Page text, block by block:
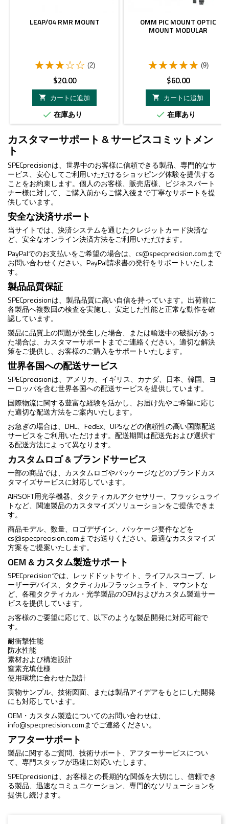
LEAP/04 RMR MOUNT
(2)
価
格
$20.00

カートに追加
 在庫あり
OMM PIC MOUNT OPTIC
MOUNT MODULAR
(9)
価
格
$60.00

カートに追加
 在庫あり
カスタマーサポート & サービスコミットメン
ト
SPECprecisionは、世界中のお客様に信頼できる製品、専門的なサ
ービス、安心してご利用いただけるショッピング体験を提供する
ことをお約束します。個人のお客様、販売店様、ビジネスパート
ナー様に対して、ご購入前からご購入後まで丁寧なサポートを提
供しています。
安全な決済サポート
当サイトでは、決済システムを通じたクレジットカード決済な
ど、安全なオンライン決済方法をご利用いただけます。
PayPalでのお支払いをご希望の場合は、 cs@specprecision.comまで
お問い合わせください。PayPal請求書の発行をサポートいたしま
す。
製品品質保証
SPECprecisionは、製品品質に高い自信を持っています。出荷前に
各製品へ複数回の検査を実施し、安定した性能と正常な動作を確
認しています。
製品に品質上の問題が発生した場合、または輸送中の破損があっ
た場合は、カスタマーサポートまでご連絡ください。適切な解決
策をご提供し、お客様のご購入をサポートいたします。
世界各国への配送サービス
SPECprecisionは、アメリカ、イギリス、カナダ、日本、韓国、ヨ
ーロッパを含む世界各国への配送サービスを提供しています。
国際物流に関する豊富な経験を活かし、お届け先やご希望に応じ
た適切な配送方法をご案内いたします。
お急ぎの場合は、DHL、FedEx、UPSなどの信頼性の高い国際配送
サービスをご利用いただけます。配送期間は配送先および選択す
る配送方法によって異なります。
カスタムロゴ & ブランドサービス
一部の商品では、カスタムロゴやパッケージなどのブランドカス
タマイズサービスに対応しています。
AIRSOFT用光学機器、タクティカルアクセサリー、フラッシュライ
トなど、関連製品のカスタマイズソリューションをご提供できま
す。
商品モデル、数量、ロゴデザイン、パッケージ要件などを
cs@specprecision.comまでお送りください。最適なカスタマイズ
方案をご提案いたします。
OEM & カスタム製造サポート
SPECprecisionでは、レッドドットサイト、ライフルスコープ、レ
ーザーデバイス、タクティカルフラッシュライト、マウントな
ど、各種タクティカル・光学製品のOEMおよびカスタム製造サー
ビスを提供しています。
お客様のご要望に応じて、以下のような製品開発に対応可能で
す。
耐衝撃性能
防水性能
素材および構造設計
窒素充填仕様
使用環境に合わせた設計
実物サンプル、技術図面、または製品アイデアをもとにした開発
にも対応しています。
OEM・カスタム製造についてのお問い合わせは、
info@specprecision.comまでご連絡ください。
アフターサポート
製品に関するご質問、技術サポート、アフターサービスについ
て、専門スタッフが迅速に対応いたします。
SPECprecisionは、お客様との長期的な関係を大切にし、信頼でき
る製品、迅速なコミュニケーション、専門的なソリューションを
提供し続けます。